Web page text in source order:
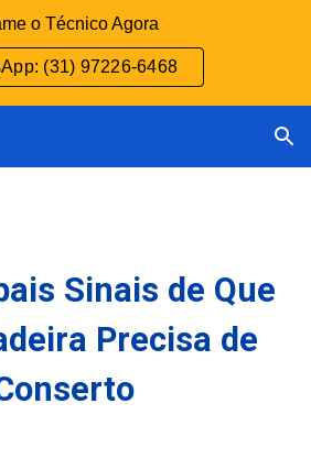
o Técnico Agora
(31) 97226-6468
Sinais de Que
Precisa de